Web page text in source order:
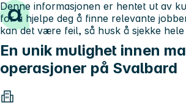
Hopp til innhold
En unik mulighet innen
operasjoner på Svalbard
Denne informasjonen er hentet ut av
for å hjelpe deg å finne relevante
kan det være feil, så husk å sjekke